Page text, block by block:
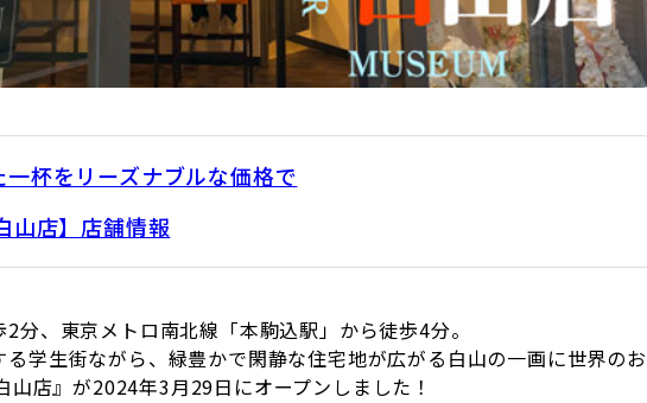
杯をリーズナブルな価格で
山店】店舗情報
分、東京メトロ南北線「本駒込駅」から徒歩4分。
学生街ながら、緑豊かで閑静な住宅地が広がる白山の一画に世界のお
店』が2024年3月29日にオープンしました！